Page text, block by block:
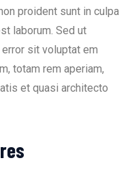
proident sunt in culpa
laborum. Sed ut
sit voluptat em
totam rem aperiam,
et quasi architecto